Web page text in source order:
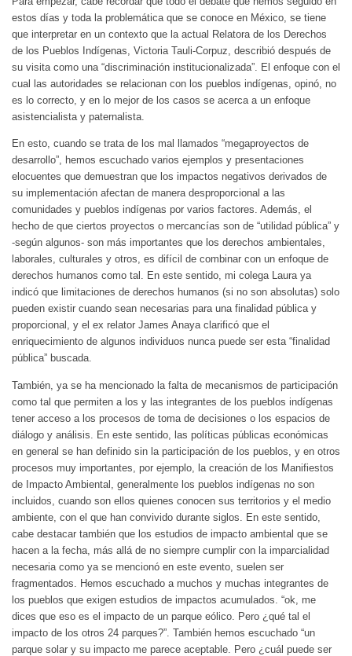
estos días y toda la problemática que se conoce en México, se tiene
que interpretar en un contexto que la actual Relatora de los Derechos
de los Pueblos Indígenas, Victoria Tauli-Corpuz, describió después de
su visita como una “discriminación institucionalizada”. El enfoque con el
cual las autoridades se relacionan con los pueblos indígenas, opinó, no
es lo correcto, y en lo mejor de los casos se acerca a un enfoque
asistencialista y paternalista.
En esto, cuando se trata de los mal llamados “megaproyectos de
desarrollo”, hemos escuchado varios ejemplos y presentaciones
elocuentes que demuestran que los impactos negativos derivados de
su implementación afectan de manera desproporcional a las
comunidades y pueblos indígenas por varios factores. Además, el
hecho de que ciertos proyectos o mercancías son de “utilidad pública” y
-según algunos- son más importantes que los derechos ambientales,
laborales, culturales y otros, es difícil de combinar con un enfoque de
derechos humanos como tal. En este sentido, mi colega Laura ya
indicó que limitaciones de derechos humanos (si no son absolutas) solo
pueden existir cuando sean necesarias para una finalidad pública y
proporcional, y el ex relator James Anaya clarificó que el
enriquecimiento de algunos individuos nunca puede ser esta “finalidad
pública” buscada.
También, ya se ha mencionado la falta de mecanismos de participación
como tal que permiten a los y las integrantes de los pueblos indígenas
tener acceso a los procesos de toma de decisiones o los espacios de
diálogo y análisis. En este sentido, las políticas públicas económicas
en general se han definido sin la participación de los pueblos, y en otros
procesos muy importantes, por ejemplo, la creación de los Manifiestos
de Impacto Ambiental, generalmente los pueblos indígenas no son
incluidos, cuando son ellos quienes conocen sus territorios y el medio
ambiente, con el que han convivido durante siglos. En este sentido,
cabe destacar también que los estudios de impacto ambiental que se
hacen a la fecha, más allá de no siempre cumplir con la imparcialidad
necesaria como ya se mencionó en este evento, suelen ser
fragmentados. Hemos escuchado a muchos y muchas integrantes de
los pueblos que exigen estudios de impactos acumulados. “ok, me
dices que eso es el impacto de un parque eólico. Pero ¿qué tal el
impacto de los otros 24 parques?”. También hemos escuchado “un
parque solar y su impacto me parece aceptable. Pero ¿cuál puede ser